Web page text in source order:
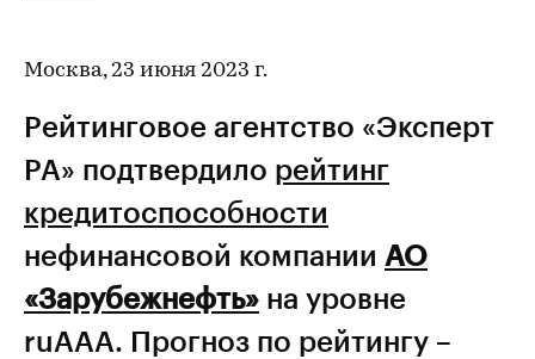
Москва, 23 июня 2023 г.
Рейтинговое агентство «Эксперт
РА» подтвердило рейтинг
кредитоспособности
нефинансовой компании АО
«Зарубежнефть» на уровне
ruAАА. Прогноз по рейтингу –